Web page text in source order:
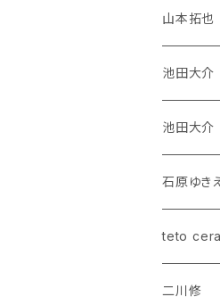
山本拓
池田大
池田大介
石原ゆきえ
teto
二川修